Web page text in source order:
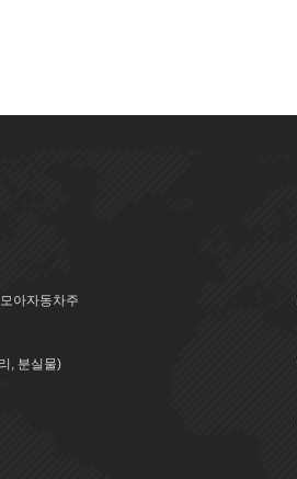
아자동차주
, 분실물)